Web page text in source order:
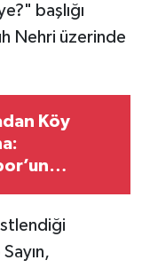
başlığı
Nehri üzerinde
Köy